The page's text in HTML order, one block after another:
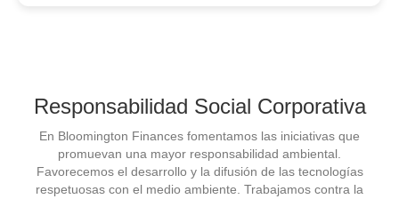
Responsabilidad Social Corporativa
En Bloomington Finances fomentamos las iniciativas que
promuevan una mayor responsabilidad ambiental.
Favorecemos el desarrollo y la difusión de las tecnologías
respetuosas con el medio ambiente. Trabajamos contra la